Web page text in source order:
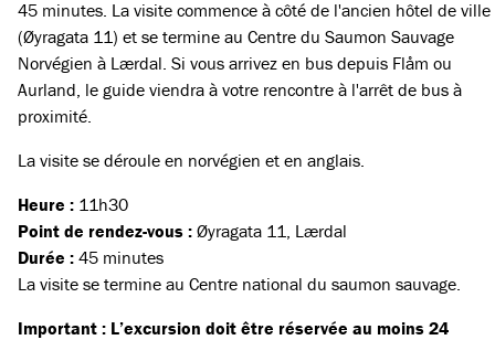
45 minutes. La visite commence à côté de l'ancien hôtel de ville
(Øyragata 11) et se termine au Centre du Saumon Sauvage
Norvégien à Lærdal. Si vous arrivez en bus depuis Flåm ou
Aurland, le guide viendra à votre rencontre à l'arrêt de bus à
proximité.
La visite se déroule en norvégien et en anglais.
Heure : 11h30
Point de rendez-vous : Øyragata 11, Lærdal
Durée : 45 minutes
La visite se termine au Centre national du saumon sauvage.
Important : L’excursion doit être réservée au moins 24